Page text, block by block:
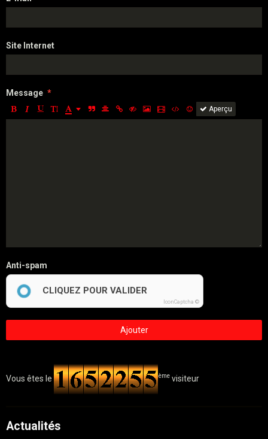
Site Internet
Message
Aperçu
Anti-spam
CLIQUEZ POUR VALIDER
IconCaptcha ©
Ajouter
Vous êtes le ème visiteur
Actualités